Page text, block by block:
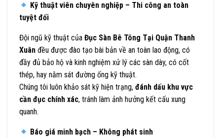
Kỹ thuật viên chuyên nghiệp – Thi công an toàn
tuyệt đối
Đội ngũ kỹ thuật của Đục Sàn Bê Tông Tại Quận Thanh
Xuân đều được đào tạo bài bản về an toàn lao động, có
đầy đủ bảo hộ và kinh nghiệm xử lý các sàn dày, có cốt
thép, hay nằm sát đường ống kỹ thuật.
Chúng tôi luôn khảo sát kỹ hiện trạng, đánh dấu khu vực
cần đục chính xác, tránh làm ảnh hưởng kết cấu xung
quanh.
Báo giá minh bạch – Không phát sinh